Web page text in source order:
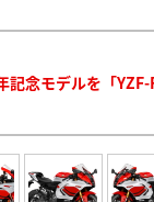
記念モデルを「